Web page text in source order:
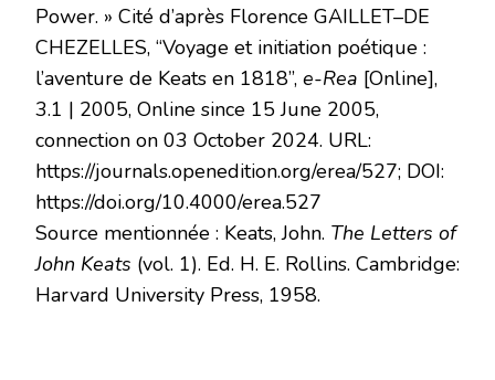
Power. » Cité d’après Florence GAILLET–DE
CHEZELLES, “Voyage et initiation poétique :
l’aventure de Keats en 1818”, e-Rea [Online],
3.1 | 2005, Online since 15 June 2005,
connection on 03 October 2024. URL:
https://journals.openedition.org/erea/527; DOI:
https://doi.org/10.4000/erea.527
Source mentionnée : Keats, John. The Letters of
John Keats (vol. 1). Ed. H. E. Rollins. Cambridge:
Harvard University Press, 1958.